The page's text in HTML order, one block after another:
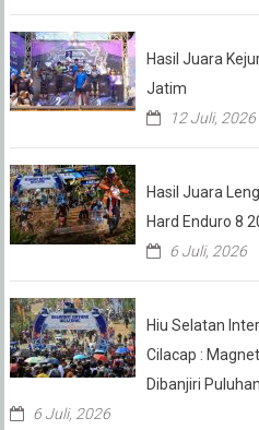
Hasil Juara
Jatim
12 Juli, 2026
Hasil Juara
Hard Enduro 8
6 Juli, 2026
Hiu Selatan
Cilacap :
Dibanjiri
6 Juli, 2026